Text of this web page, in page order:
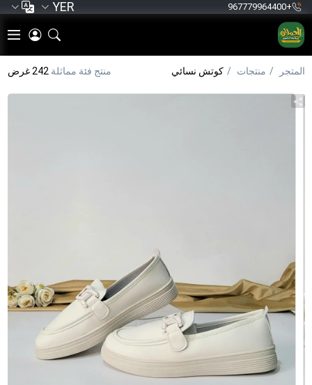
+967779964400
YER
المتجر منتجات كوتش نسائي منتج فئة مماثلة 242 غرض